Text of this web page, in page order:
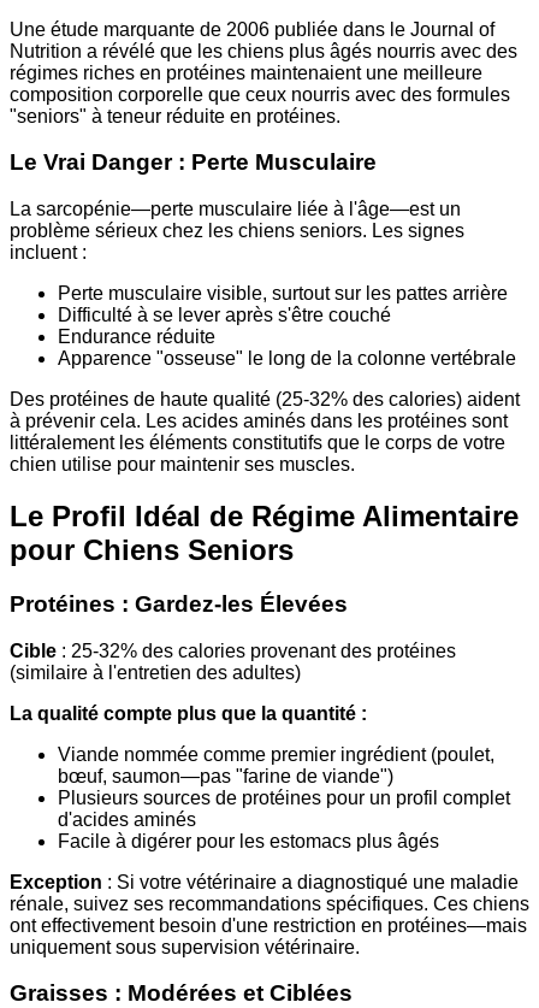
Une étude marquante de 2006 publiée dans le Journal of
Nutrition a révélé que les chiens plus âgés nourris avec des
régimes riches en protéines maintenaient une meilleure
composition corporelle que ceux nourris avec des formules
"seniors" à teneur réduite en protéines.
Le Vrai Danger : Perte Musculaire
La sarcopénie—perte musculaire liée à l'âge—est un
problème sérieux chez les chiens seniors. Les signes
incluent :
Perte musculaire visible, surtout sur les pattes arrière
Difficulté à se lever après s'être couché
Endurance réduite
Apparence "osseuse" le long de la colonne vertébrale
Des protéines de haute qualité (25-32% des calories) aident
à prévenir cela. Les acides aminés dans les protéines sont
littéralement les éléments constitutifs que le corps de votre
chien utilise pour maintenir ses muscles.
Le Profil Idéal de Régime Alimentaire
pour Chiens Seniors
Protéines : Gardez-les Élevées
Cible : 25-32% des calories provenant des protéines
(similaire à l'entretien des adultes)
La qualité compte plus que la quantité :
Viande nommée comme premier ingrédient (poulet,
bœuf, saumon—pas "farine de viande")
Plusieurs sources de protéines pour un profil complet
d'acides aminés
Facile à digérer pour les estomacs plus âgés
Exception : Si votre vétérinaire a diagnostiqué une maladie
rénale, suivez ses recommandations spécifiques. Ces chiens
ont effectivement besoin d'une restriction en protéines—mais
uniquement sous supervision vétérinaire.
Graisses : Modérées et Ciblées